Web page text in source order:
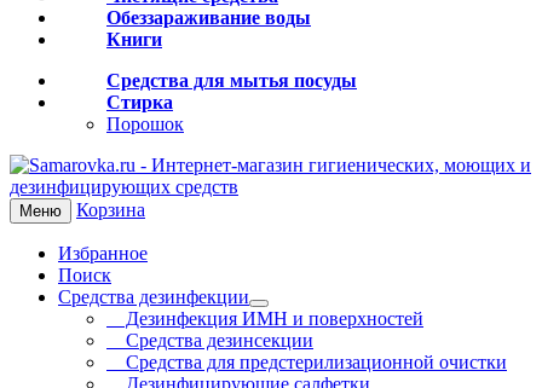
Обеззараживание воды
Книги
Средства для мытья посуды
Стирка
Порошок
Меню Корзина
Избранное
Поиск
Средства дезинфекции
Дезинфекция ИМН и поверхностей
Средства дезинсекции
Средства для предстерилизационной очистки
Дезинфицирующие салфетки